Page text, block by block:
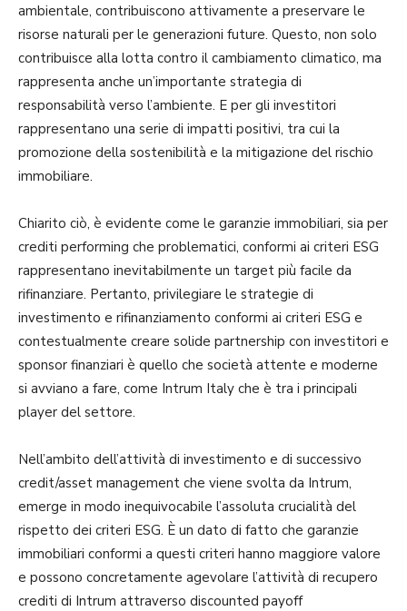
ambientale, contribuiscono attivamente a preservare le
risorse naturali per le generazioni future. Questo, non solo
contribuisce alla lotta contro il cambiamento climatico, ma
rappresenta anche un’importante strategia di
responsabilità verso l’ambiente. E per gli investitori
rappresentano una serie di impatti positivi, tra cui la
promozione della sostenibilità e la mitigazione del rischio
immobiliare.
Chiarito ciò, è evidente come le garanzie immobiliari, sia per
crediti performing che problematici, conformi ai criteri ESG
rappresentano inevitabilmente un target più facile da
rifinanziare. Pertanto, privilegiare le strategie di
investimento e rifinanziamento conformi ai criteri ESG e
contestualmente creare solide partnership con investitori e
sponsor finanziari è quello che società attente e moderne
si avviano a fare, come Intrum Italy che è tra i principali
player del settore.
Nell’ambito dell’attività di investimento e di successivo
credit/asset management che viene svolta da Intrum,
emerge in modo inequivocabile l’assoluta crucialità del
rispetto dei criteri ESG. È un dato di fatto che garanzie
immobiliari conformi a questi criteri hanno maggiore valore
e possono concretamente agevolare l’attività di recupero
crediti di Intrum attraverso discounted payoff